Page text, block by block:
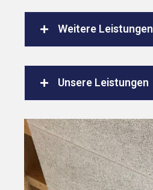
Weitere Leistungen
Unsere Leistungen